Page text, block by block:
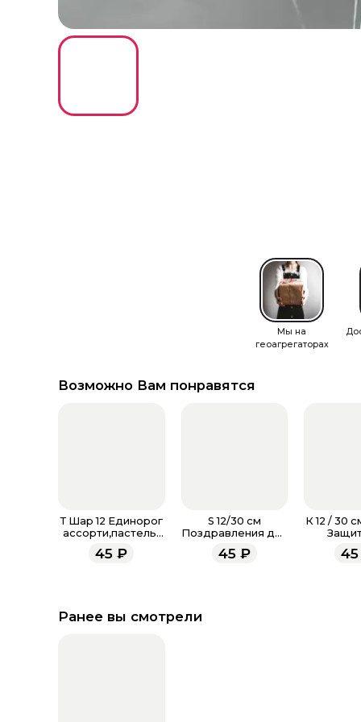
Мы на
геоагрегаторах
Возможно Вам понравятся
Т Шар 12 Единорог
ассорти,пастель-
45 ₽
S 12/30 см
Поздравления для
Пастель
45₽
К 12 / 30
45
Ранее вы смотрели